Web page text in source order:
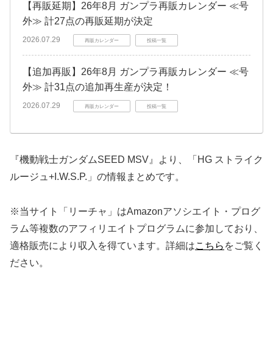
【再販延期】26年8月 ガンプラ再販カレンダー ≪号
外≫ 計27点の再販延期が決定
2026.07.29 再販カレンダー 投稿一覧
【追加再販】26年8月 ガンプラ再販カレンダー ≪号
外≫ 計31点の追加再生産が決定！
2026.07.29 再販カレンダー 投稿一覧
『機動戦士ガンダムSEED MSV』より、「HG ストライク
ルージュ+I.W.S.P.」の情報まとめです。
※当サイト「リーチャ」はAmazonアソシエイト・プログ
ラム等複数のアフィリエイトプログラムに参加しており、
適格販売により収入を得ています。詳細はこちら をご覧く
ださい。